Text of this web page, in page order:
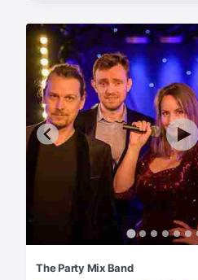
The Party Mix Band